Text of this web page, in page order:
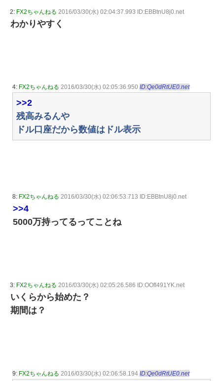
2: FX2ちゃんねる 2016/03/30(水) 02:04:37.993 ID:EBBtnU8j0.net
わかりやすく
4: FX2ちゃんねる 2016/03/30(水) 02:05:36.950 ID:Qe0dRtUE0.net
>>2
残高みるんや
ドル口座だから数値はドル表示
8: FX2ちゃんねる 2016/03/30(水) 02:06:53.713 ID:EBBtnU8j0.net
>>4
5000万持ってるってことね
3: FX2ちゃんねる 2016/03/30(水) 02:05:26.586 ID:OOfI491YK.net
いくらから始めた？
期間は？
9: FX2ちゃんねる 2016/03/30(水) 02:06:58.194 ID:Qe0dRtUE0.net